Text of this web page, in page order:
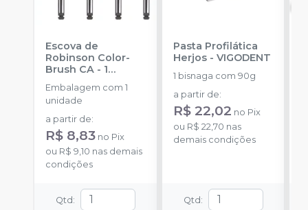
Escova de
Robinson Color-
Brush CA - 1
unidade
AMERICAN BURRS
Embalagem com 1
unidade
a partir de:
R$ 8,83 no Pix
ou R$ 9,10 nas demais
condições
Qtd :
Pasta Profilática
Herjos- VIGODENT
1 bisnaga com 90g
a partir de:
R$ 22,02 no Pix
ou R$ 22,70 nas
demais condições
Qtd :